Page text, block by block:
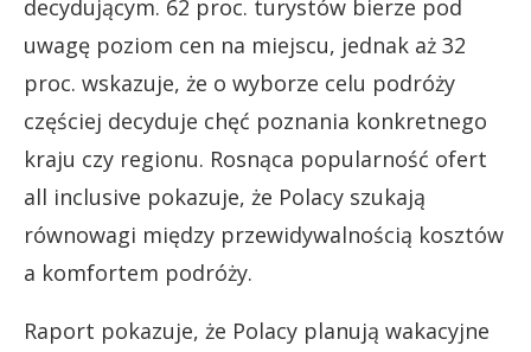
decydującym. 62 proc. turystów bierze pod
uwagę poziom cen na miejscu, jednak aż 32
proc. wskazuje, że o wyborze celu podróży
częściej decyduje chęć poznania konkretnego
kraju czy regionu. Rosnąca popularność ofert
all inclusive pokazuje, że Polacy szukają
równowagi między przewidywalnością kosztów
a komfortem podróży.
Raport pokazuje, że Polacy planują wakacyjne